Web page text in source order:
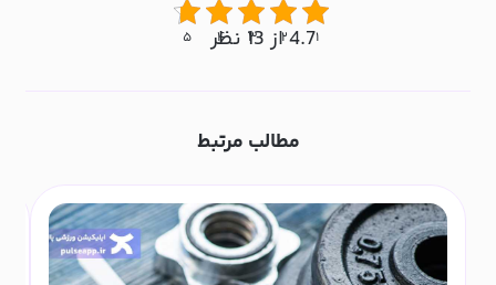
4.7 از 13 نظر۱ ۲ ۳ ۴ ۵
مطالب مرتبط